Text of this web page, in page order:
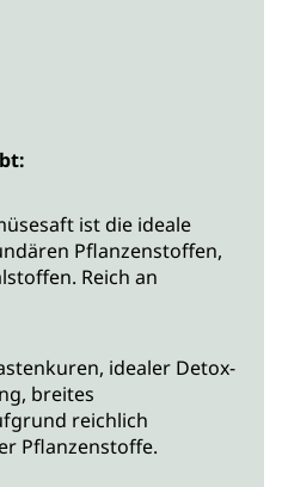
ist die ideale
Pflanzenstoffen,
Reich an
idealer Detox-
breites
reichlich
Pflanzenstoffe.